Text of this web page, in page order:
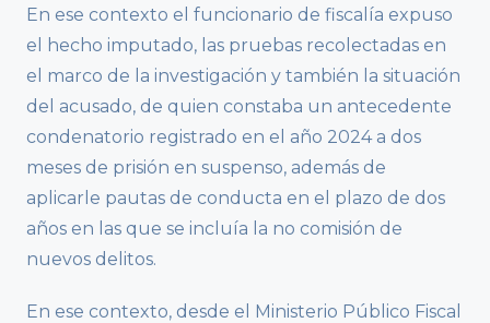
En ese contexto el funcionario de fiscalía expuso
el hecho imputado, las pruebas recolectadas en
el marco de la investigación y también la situación
del acusado, de quien constaba un antecedente
condenatorio registrado en el año 2024 a dos
meses de prisión en suspenso, además de
aplicarle pautas de conducta en el plazo de dos
años en las que se incluía la no comisión de
nuevos delitos.
En ese contexto, desde el Ministerio Público Fiscal